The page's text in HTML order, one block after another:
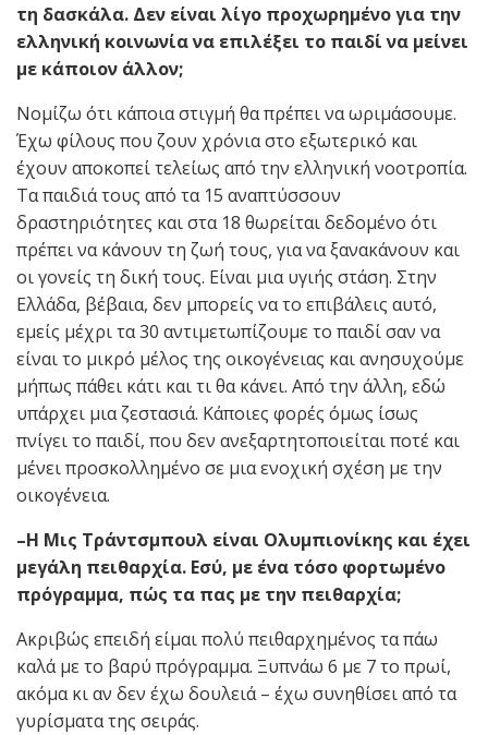
τη δασκάλα. Δεν είναι λίγο προχωρημένο για την
ελληνική κοινωνία να επιλέξει το παιδί να μείνει
με κάποιον άλλον;
Νομίζω ότι κάποια στιγμή θα πρέπει να ωριμάσουμε.
Έχω φίλους που ζουν χρόνια στο εξωτερικό και
έχουν αποκοπεί τελείως από την ελληνική νοοτροπία.
Τα παιδιά τους από τα 15 αναπτύσσουν
δραστηριότητες και στα 18 θωρείται δεδομένο ότι
πρέπει να κάνουν τη ζωή τους, για να ξανακάνουν και
οι γονείς τη δική τους. Είναι μια υγιής στάση. Στην
Ελλάδα, βέβαια, δεν μπορείς να το επιβάλεις αυτό,
εμείς μέχρι τα 30 αντιμετωπίζουμε το παιδί σαν να
είναι το μικρό μέλος της οικογένειας και ανησυχούμε
μήπως πάθει κάτι και τι θα κάνει. Από την άλλη, εδώ
υπάρχει μια ζεστασιά. Κάποιες φορές όμως ίσως
πνίγει το παιδί, που δεν ανεξαρτητοποιείται ποτέ και
μένει προσκολλημένο σε μια ενοχική σχέση με την
οικογένεια.
–Η Μις Τράντσμπουλ είναι Ολυμπιονίκης και έχει
μεγάλη πειθαρχία. Εσύ, με ένα τόσο φορτωμένο
πρόγραμμα, πώς τα πας με την πειθαρχία;
Ακριβώς επειδή είμαι πολύ πειθαρχημένος τα πάω
καλά με το βαρύ πρόγραμμα. Ξυπνάω 6 με 7 το πρωί,
ακόμα κι αν δεν έχω δουλειά – έχω συνηθίσει από τα
γυρίσματα της σειράς.